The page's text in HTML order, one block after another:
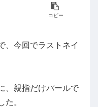
コピー
、今回でラストネイ
、親指だけパールで
た。